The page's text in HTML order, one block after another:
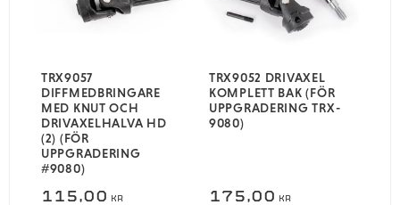
TRX9057
DIFFMEDBRINGARE
MED KNUT OCH
DRIVAXELHALVA HD
(2) (FÖR
UPPGRADERING
#9080)
115,00 KR
TRX9052 DRIVAXEL
KOMPLETT BAK (FÖR
UPPGRADERING TRX-
9080)
175,00 KR